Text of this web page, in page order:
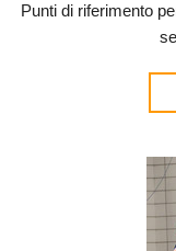
Punti di riferimento